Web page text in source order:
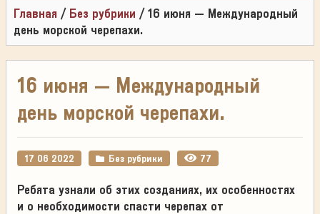
Главная / Без рубрики /16 июня – Международный
день морской черепахи.
16 июня – Международный
день морской черепахи.
17 06 2022 Без рубрики 77
Ребята узнали об этих созданиях, их особенностях
и о необходимости спасти черепах от